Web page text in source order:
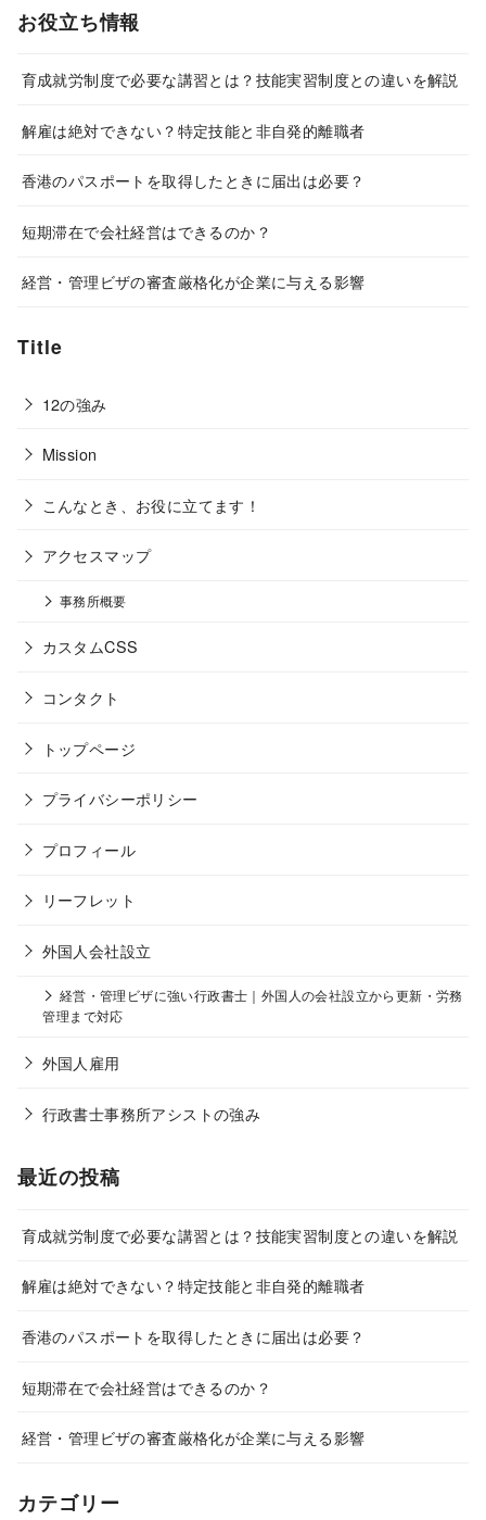
お役立ち情報
育成就労制度で必要な講習とは？技能実習制度との違いを解説
解雇は絶対できない？特定技能と非自発的離職者
香港のパスポートを取得したときに届出は必要？
短期滞在で会社経営はできるのか？
経営・管理ビザの審査厳格化が企業に与える影響
Title
12の強み
Mission
こんなとき、お役に立てます！
アクセスマップ
事務所概要
カスタムCSS
コンタクト
トップページ
プライバシーポリシー
プロフィール
リーフレット
外国人会社設立
経営・管理ビザに強い行政書士｜外国人の会社設立から更新・労務
管理まで対応
外国人雇用
行政書士事務所アシストの強み
最近の投稿
育成就労制度で必要な講習とは？技能実習制度との違いを解説
解雇は絶対できない？特定技能と非自発的離職者
香港のパスポートを取得したときに届出は必要？
短期滞在で会社経営はできるのか？
経営・管理ビザの審査厳格化が企業に与える影響
カテゴリー